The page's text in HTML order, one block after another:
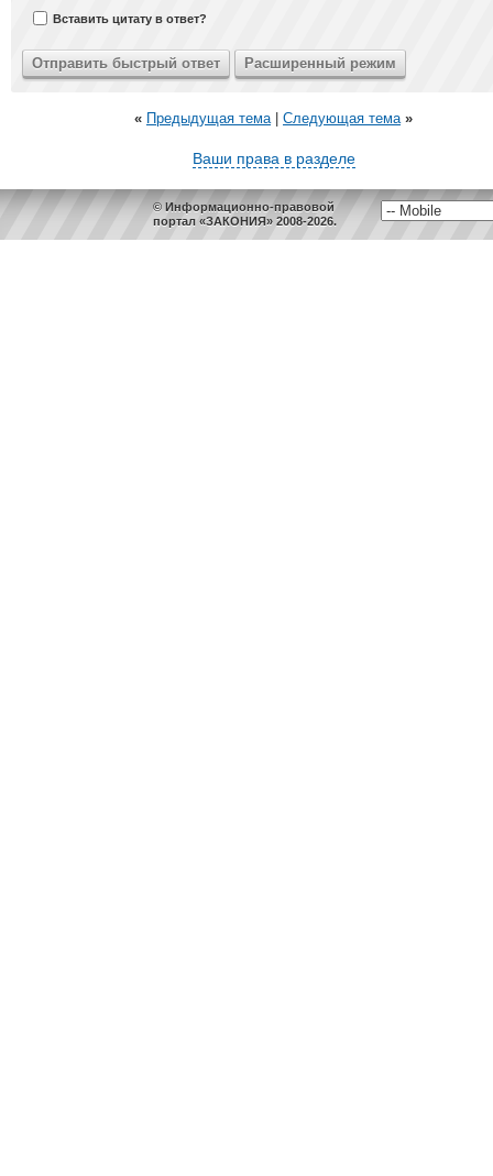
Вставить цитату в ответ?
« Предыдущая тема| Следующая тема »
Ваши права в разделе
© Информационно-правовой
портал «ЗАКОНИЯ» 2008-2026.